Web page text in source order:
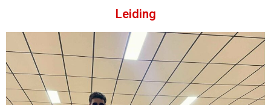
Leiding